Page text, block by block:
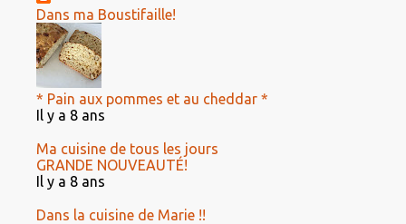
Dans ma Boustifaille!
* Pain aux pommes et au cheddar *
Il y a 8 ans
Ma cuisine de tous les jours
GRANDE NOUVEAUTÉ!
Il y a 8 ans
Dans la cuisine de Marie !!